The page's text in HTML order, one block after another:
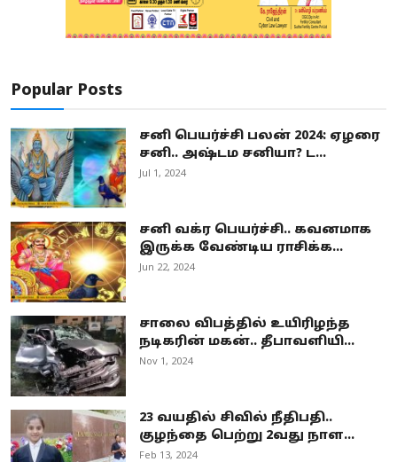
Popular Posts
சனி பெயர்ச்சி பலன் 2024: ஏழரை
சனி.. அஷ்டம சனியா? ட...
Jul 1, 2024
சனி வக்ர பெயர்ச்சி.. கவனமாக
இருக்க வேண்டிய ராசிக்க...
Jun 22, 2024
சாலை விபத்தில் உயிரிழந்த
நடிகரின் மகன்.. தீபாவளியி...
Nov 1, 2024
23 வயதில் சிவில் நீதிபதி..
குழந்தை பெற்று 2வது நாள...
Feb 13, 2024